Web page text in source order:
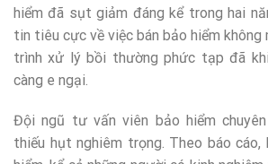
hiểm đã sụt giảm đáng kể trong hai
tin tiêu cực về việc bán bảo hiểm không
trình xử lý bồi thường phức tạp đã
càng e ngại.
Đội ngũ tư vấn viên bảo hiểm
thiếu hụt nghiêm trọng. Theo báo